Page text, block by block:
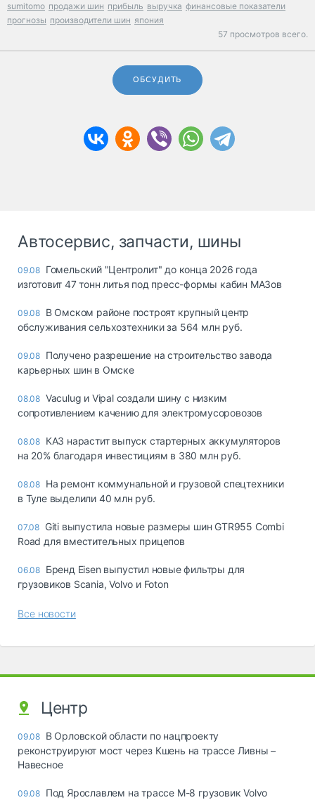
sumitomo продажи шин прибыль выручка финансовые показатели
прогнозы производители шин япония
57 просмотров всего.
ОБСУДИТЬ
Автосервис, запчасти, шины
09.08 Гомельский "Центролит" до конца 2026 года
изготовит 47 тонн литья под пресс-формы кабин МАЗов
09.08 В Омском районе построят крупный центр
обслуживания сельхозтехники за 564 млн руб.
09.08 Получено разрешение на строительство завода
карьерных шин в Омске
08.08 Vaculug и Vipal создали шину с низким
сопротивлением качению для электромусоровозов
08.08 КАЗ нарастит выпуск стартерных аккумуляторов
на 20% благодаря инвестициям в 380 млн руб.
08.08 На ремонт коммунальной и грузовой спецтехники
в Туле выделили 40 млн руб.
07.08 Giti выпустила новые размеры шин GTR955 Combi
Road для вместительных прицепов
06.08 Бренд Eisen выпустил новые фильтры для
грузовиков Scania, Volvo и Foton
Все новости
Центр
09.08 В Орловской области по нацпроекту
реконструируют мост через Кшень на трассе Ливны –
Навесное
09.08 Под Ярославлем на трассе М-8 грузовик Volvo